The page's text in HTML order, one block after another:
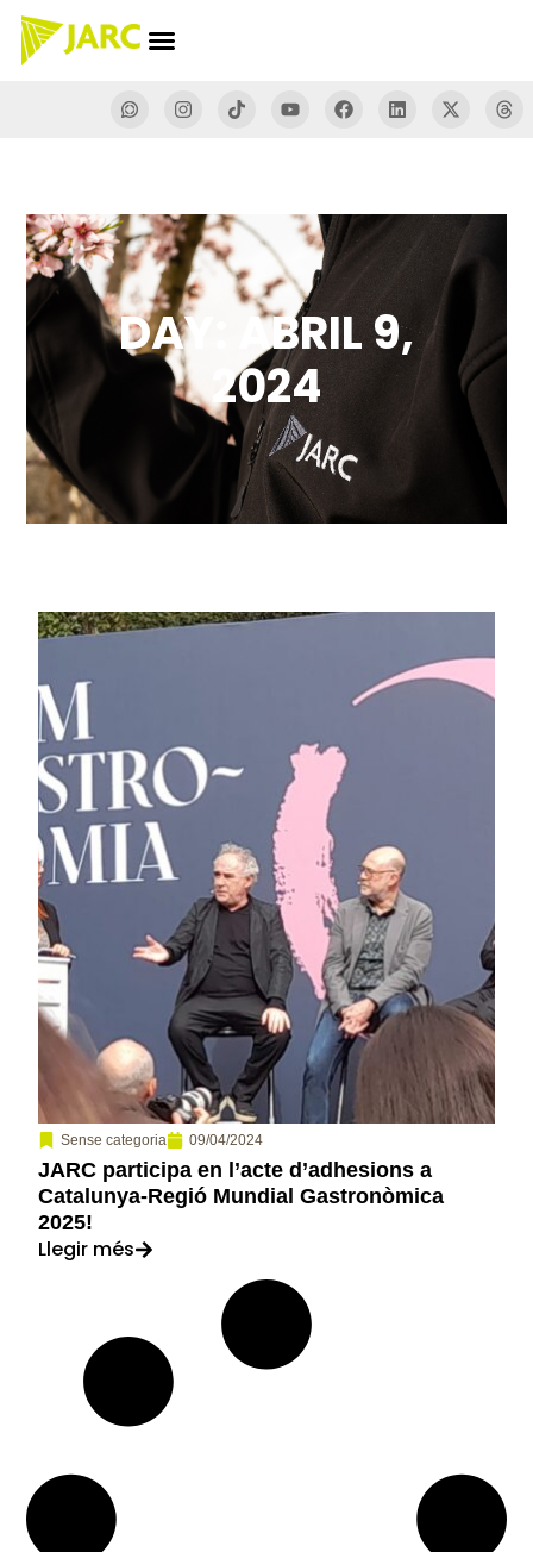
DAY: ABRIL 9,
2024
Sense categoria 09/04/2024
JARC participa en l’acte d’adhesions a
Catalunya-Regió Mundial Gastronòmica
2025!
Llegir més